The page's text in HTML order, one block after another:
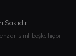
Saklıdır
isimli başka hiçbir